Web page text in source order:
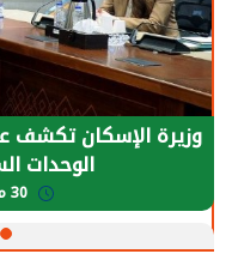
الرئيس السيسي:
يحتاج إلى سنوات